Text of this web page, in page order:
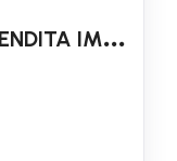
B
ILOCALE AFFITTATO – RENDITA IMMEDIATA